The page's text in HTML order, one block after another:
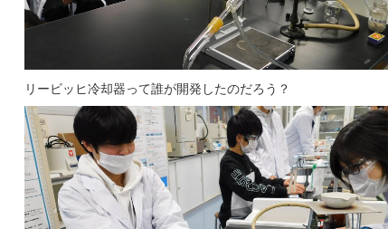
リービッヒ冷却器って誰が開発したのだろう？